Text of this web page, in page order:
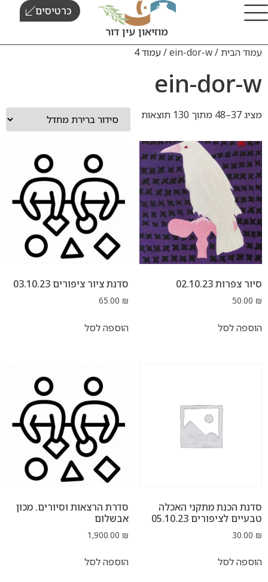
מוזיאון עין דור
כרטיסים
/
ein-dor-w/ עמוד 4
ein-
סדנת ציור ציפורים 03.10.23
הוספה לסל
מתקני האכלה
05.10.23
סדרת הרצאות וסיורים. מכון
אבשלום
הוספה לסל